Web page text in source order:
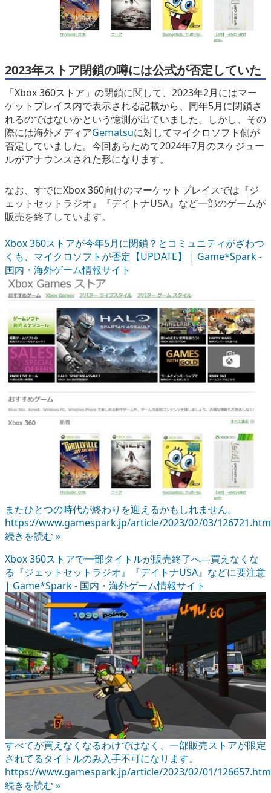
2023年ストア閉鎖の噂には公式が否定していた
「Xbox 360ストア」の閉鎖に関して、2023年2月にはマー
ケットプレイス内で表示される記載から、同年5月に閉鎖さ
れるのではないかという憶測が出ていました。しかし、その
際には海外メディアGematsuに対してマイクロソフト側が
否定していました。今回あらためて2024年7月のスケジュー
ルがアナウンスされた形になります。
なお、すでにXbox 360向けのマーケットプレイスでは『ジ
ェットセットラジオ』『デイトナUSA』など一部のゲームが
販売を終了しています。
Xbox 360ストアが今年5月に閉鎖？とコミュニティがざわつ
くも、マイクロソフトが否定【UPDATE】 | Game*Spark -
国内・海外ゲーム情報サイト
またひとつの時代が終わりを迎えるかもしれません。
https://www.gamespark.jp/article/2023/02/03/
続きを読む »
Xbox 360ストアで一部タイトルが販売終了へ―買えなくな
る『ジェットセットラジオ』『デイトナUSA』などに要注意
| Game*Spark - 国内・海外ゲーム情報サイト
すべてが買えなくなるわけではなく、一部販売ストアが限定
されてるタイトルのみ入手不可になります。
https://www.gamespark.jp/article/2023/02/01/
続きを読む »